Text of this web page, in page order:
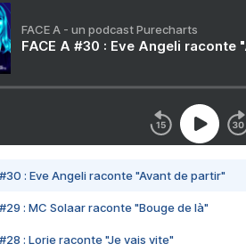
FACE A - un podcast Purecharts
FACE A #30 : Eve Angeli raconte
#30 : Eve Angeli raconte "Avant de partir"
#29 : MC Solaar raconte "Bouge de là"
#28 : Lorie raconte "Je vais vite"